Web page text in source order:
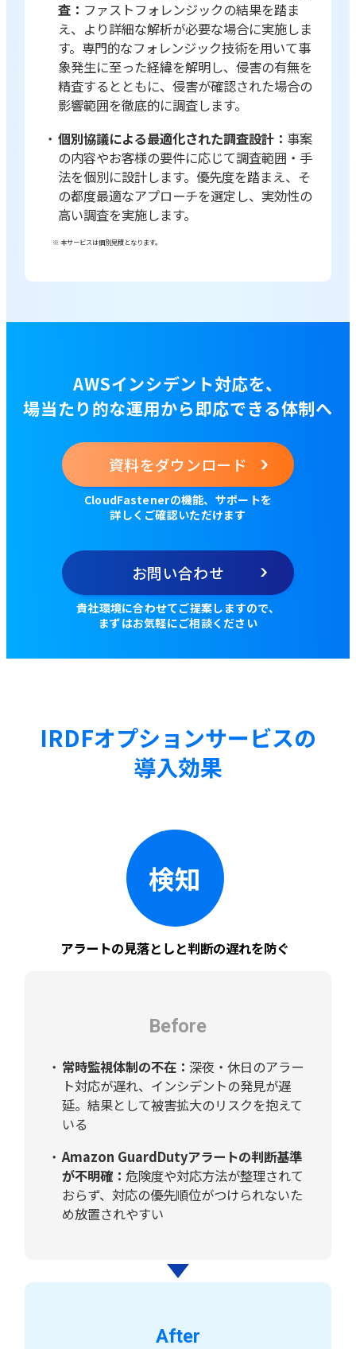
査： ファストフォレンジックの結果を踏ま
え、より詳細な解析が必要な場合に実施しま
す。専門的なフォレンジック技術を用いて事
象発生に至った経緯を解明し、侵害の有無を
精査するとともに、侵害が確認された場合の
影響範囲を徹底的に調査します。
個別協議による最適化された調査設計： 事案
の内容やお客様の要件に応じて調査範囲・手
法を個別に設計します。優先度を踏まえ、そ
の都度最適なアプローチを選定し、実効性の
高い調査を実施します。
※ 本サービスは個別見積となります。
AWSインシデント対応を、
場当たり的な運用から即応できる体制へ
資料をダウンロード
CloudFastenerの機能、サポートを
詳しくご確認いただけます
お問い合わせ
貴社環境に合わせてご提案しますので、
まずはお気軽にご相談ください
IRDFオプションサービスの
導入効果
検知
アラートの見落としと判断の遅れを防ぐ
Before
常時監視体制の不在： 深夜・休日のアラー
ト対応が遅れ、インシデントの発見が遅
延。結果として被害拡大のリスクを抱えて
いる
Amazon GuardDutyアラートの判断基準
が不明確：危険度や対応方法が整理されて
おらず、対応の優先順位がつけられないた
め放置されやすい
After